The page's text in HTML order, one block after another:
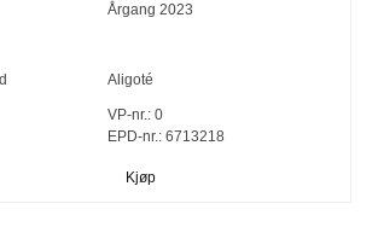
Årgang 2023
Aligoté
VP-nr.:0
EPD-nr.: 6713218
Kjøp